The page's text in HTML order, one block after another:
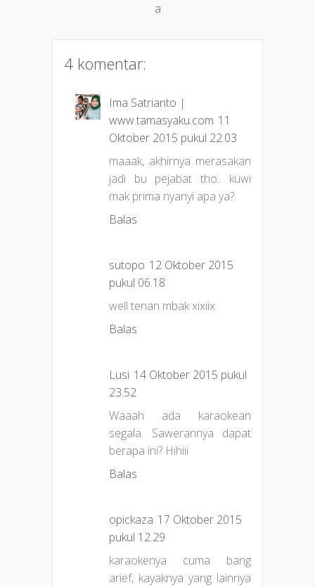
a
4 komentar:
Ima Satrianto |
www.tamasyaku.com 11
Oktober 2015 pukul 22.03
maaak, akhirnya merasakan
jadi bu pejabat tho.. kuwi
mak prima nyanyi apa ya?
Balas
sutopo 12 Oktober 2015
pukul 06.18
well tenan mbak xixiix
Balas
Lusi 14 Oktober 2015 pukul
23.52
Waaah ada karaokean
segala. Sawerannya dapat
berapa ini? Hihiii
Balas
opickaza 17 Oktober 2015
pukul 12.29
karaokenya cuma bang
arief, kayaknya yang lainnya